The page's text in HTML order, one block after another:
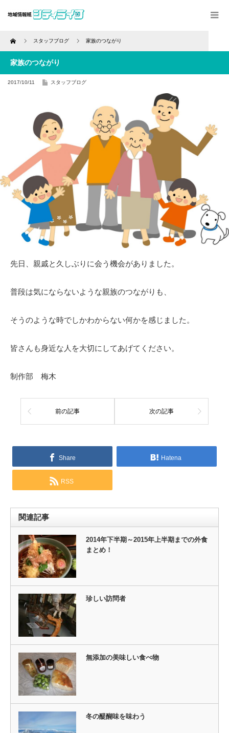
Home スタッフブログ 家族のつながり
家族のつながり
2017/10/11 スタッフブログ
先日、親戚と久しぶりに会う機会がありました。
普段は気にならないような親族のつながりも、
そうのような時でしかわからない何かを感じました。
皆さんも身近な人を大切にしてあげてください。
制作部 梅木
前の記事 次の記事
Share Hatena
RSS
関連記事
2014年下半期～2015年上半期までの外食
まとめ！
珍しい訪問者
無添加の美味しい食べ物
冬の醍醐味を味わう